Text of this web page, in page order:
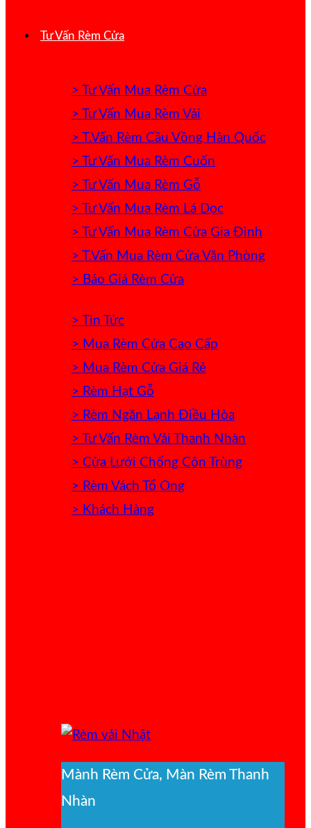
Tư Vấn Rèm Cửa
> Tư Vấn Mua Rèm Cửa
> Tư Vấn Mua Rèm Vải
> T.Vấn Rèm Cầu Vồng Hàn Quốc
> Tư Vấn Mua Rèm Cuốn
> Tư Vấn Mua Rèm Gỗ
> Tư Vấn Mua Rèm Lá Dọc
> Tư Vấn Mua Rèm Cửa Gia Đình
> T.Vấn Mua Rèm Cửa Văn Phòng
> Báo Giá Rèm Cửa
> Tin Tức
> Mua Rèm Cửa Cao Cấp
> Mua Rèm Cửa Giá Rẻ
> Rèm Hạt Gỗ
> Rèm Ngăn Lạnh Điều Hòa
> Tư Vấn Rèm Vải Thanh Nhàn
> Cửa Lưới Chống Côn Trùng
> Rèm Vách Tổ Ong
> Khách Hàng
Mành Rèm Cửa, Màn Rèm Thanh
Nhàn